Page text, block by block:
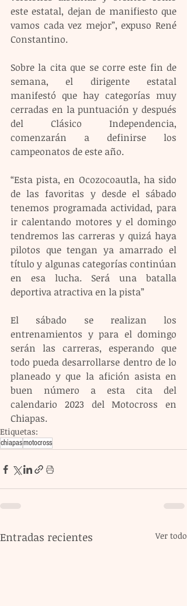
este estatal, dejan de manifiesto que
vamos cada vez mejor”, expuso René
Constantino.
Sobre la cita que se corre este fin de
semana, el dirigente estatal
manifestó que hay categorías muy
cerradas en la puntuación y después
del Clásico Independencia,
comenzarán a definirse los
campeonatos de este año.
“Esta pista, en Ocozocoautla, ha sido
de las favoritas y desde el sábado
tenemos programada actividad, para
ir calentando motores y el domingo
tendremos las carreras y quizá haya
pilotos que tengan ya amarrado el
título y algunas categorías continúan
en esa lucha. Será una batalla
deportiva atractiva en la pista”
El sábado se realizan los
entrenamientos y para el domingo
serán las carreras, esperando que
todo pueda desarrollarse dentro de lo
planeado y que la afición asista en
buen número a esta cita del
calendario 2023 del Motocross en
Chiapas.
Etiquetas:
chiapasmotocross
Entradas recientes Ver todo